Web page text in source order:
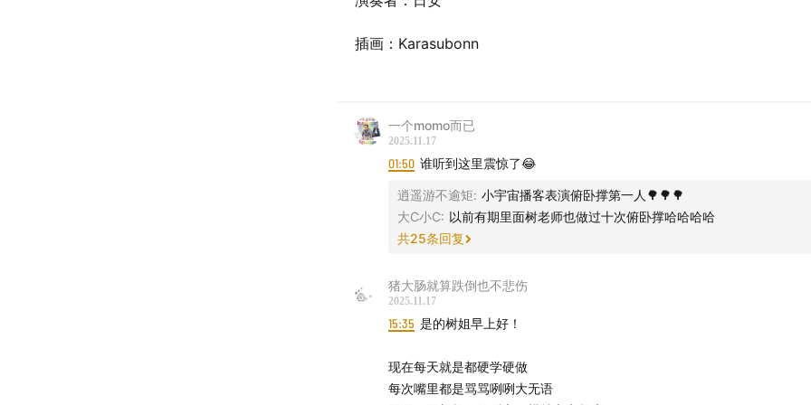
插画：Karasubonn
一个momo而已
2025.11.17
01:50 谁听到这里震惊了😂
逍遥游不逾矩: 小宇宙播客表演俯卧撑第一人🌳🌳🌳
大C小C: 以前有期里面树老师也做过十次俯卧撑哈哈哈哈
共25条回复
猪大肠就算跌倒也不悲伤
2025.11.17
15:35 是的树姐早上好！
现在每天就是都硬学硬做
每次嘴里都是骂骂咧咧大无语